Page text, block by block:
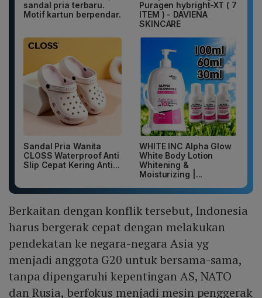
sandal pria terbaru.
Motif kartun berpendar.
Puragen hybright-XT ( 7
ITEM ) - DAVIENA
SKINCARE
Sandal Pria Wanita
CLOSS Waterproof Anti
Slip Cepat Kering Anti...
WHITE INC Alpha Glow
White Body Lotion
Whitening &
Moisturizing |...
Berkaitan dengan konflik tersebut, Indonesia
harus bergerak cepat dengan melakukan
pendekatan ke negara-negara Asia yg
menjadi anggota G20 untuk bersama-sama,
tanpa dipengaruhi kepentingan AS, NATO
dan Rusia, berfokus menjadi mesin penggerak